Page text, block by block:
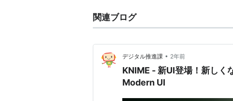
関連ブログ
デジタル推進課 • 2年前
KNIME - 新UI登場！新しくなっ
Modern UI